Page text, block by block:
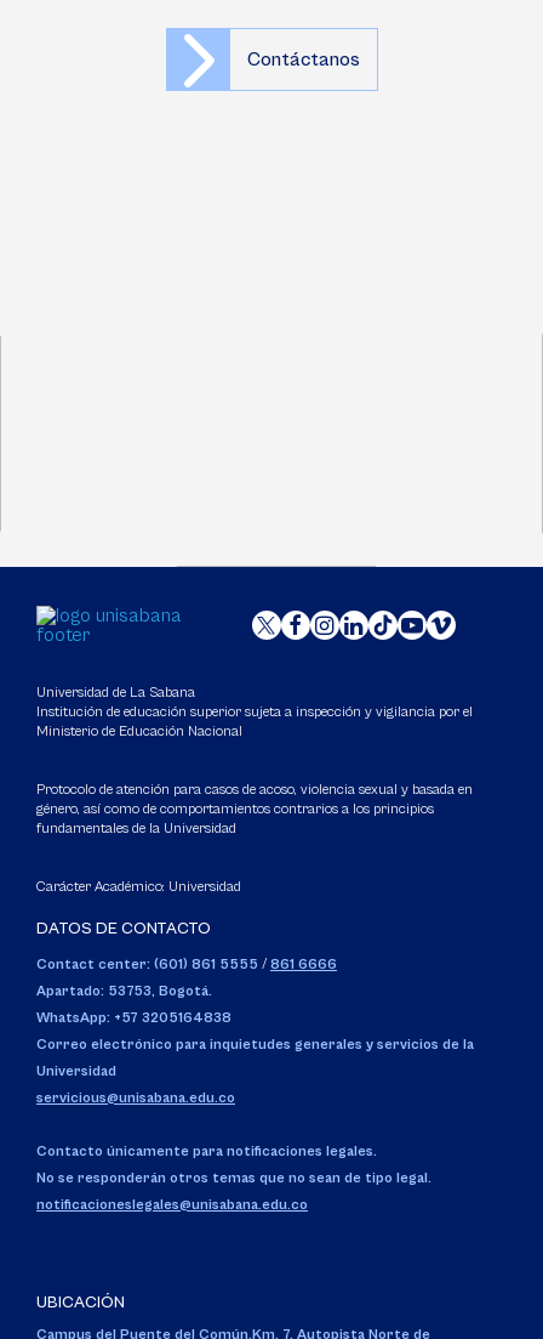
Contáctanos
Universidad de La Sabana
Institución de educación superior sujeta a inspección y vigilancia por el
Ministerio de Educación Nacional
Protocolo de atención para casos de acoso, violencia sexual y basada en
género, así como de comportamientos contrarios a los principios
fundamentales de la Universidad
Carácter Académico: Universidad
DATOS DE CONTACTO
Contact center: (601) 861 5555 / 861 6666
Apartado: 53753, Bogotá.
WhatsApp: +57 3205164838
Correo electrónico para inquietudes generales y servicios de la
Universidad
servicious@unisabana.edu.co
Contacto únicamente para notificaciones legales.
No se responderán otros temas que no sean de tipo legal.
notificacioneslegales@unisabana.edu.co
UBICACIÓN
Campus del Puente del Común,Km. 7, Autopista Norte de